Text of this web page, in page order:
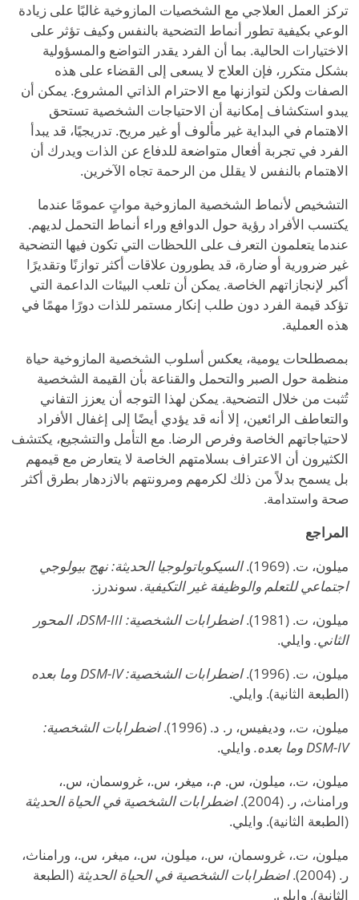
تركز العمل العلاجي مع الشخصيات المازوخية غالبًا على زيادة
الوعي بكيفية تطور أنماط التضحية بالنفس وكيف تؤثر على
الاختيارات الحالية. بما أن الفرد يقدر التواضع والمسؤولية
بشكل متكرر، فإن العلاج لا يسعى إلى القضاء على هذه
الصفات ولكن لتوازنها مع الاحترام الذاتي المشروع. يمكن أن
يبدو استكشاف إمكانية أن الاحتياجات الشخصية تستحق
الاهتمام في البداية غير مألوف أو غير مريح. تدريجيًا، قد يبدأ
الفرد في تجربة أفعال متواضعة للدفاع عن الذات ويدرك أن
الاهتمام بالنفس لا يقلل من الرحمة تجاه الآخرين.
التشخيص لأنماط الشخصية المازوخية مواتٍ عمومًا عندما
يكتسب الأفراد رؤية حول الدوافع وراء أنماط التحمل لديهم.
عندما يتعلمون التعرف على اللحظات التي تكون فيها التضحية
غير ضرورية أو ضارة، قد يطورون علاقات أكثر توازنًا وتقديرًا
أكبر لإنجازاتهم الخاصة. يمكن أن تلعب البيئات الداعمة التي
تؤكد قيمة الفرد دون طلب إنكار مستمر للذات دورًا مهمًا في
هذه العملية.
بمصطلحات يومية، يعكس أسلوب الشخصية المازوخية حياة
منظمة حول الصبر والتحمل والقناعة بأن القيمة الشخصية
تُثبت من خلال التضحية. يمكن لهذا التوجه أن يعزز التفاني
والتعاطف الرائعين، إلا أنه قد يؤدي أيضًا إلى إغفال الأفراد
لاحتياجاتهم الخاصة وفرص الرضا. مع التأمل والتشجيع، يكتشف
الكثيرون أن الاعتراف بسلامتهم الخاصة لا يتعارض مع قيمهم
بل يسمح بدلاً من ذلك لكرمهم ومرونتهم بالازدهار بطرق أكثر
صحة واستدامة.
المراجع
ميلون، ت. (1969).
السيكوباتولوجيا الحديثة: نهج بيولوجي
اجتماعي للتعلم والوظيفة غير التكيفية. سوندرز.
ميلون، ت. (1981).
اضطرابات الشخصية: DSM-III، المحور
الثاني. وايلي.
ميلون، ت. (1996).
اضطرابات الشخصية: DSM-IV وما بعده
(الطبعة الثانية). وايلي.
ميلون، ت.، وديفيس، ر. د. (1996).
اضطرابات الشخصية:
DSM-IV وما بعده.
وايلي.
ميلون، ت.، ميلون، س. م.، ميغر، س.، غروسمان، س.،
ورامناث، ر. (2004).
اضطرابات الشخصية في الحياة الحديثة
(الطبعة الثانية). وايلي.
ميلون، ت.، غروسمان، س.، ميلون، س.، ميغر، س.، ورامناث،
ر. (2004).
اضطرابات الشخصية في الحياة الحديثة (الطبعة
الثانية). وايلي.